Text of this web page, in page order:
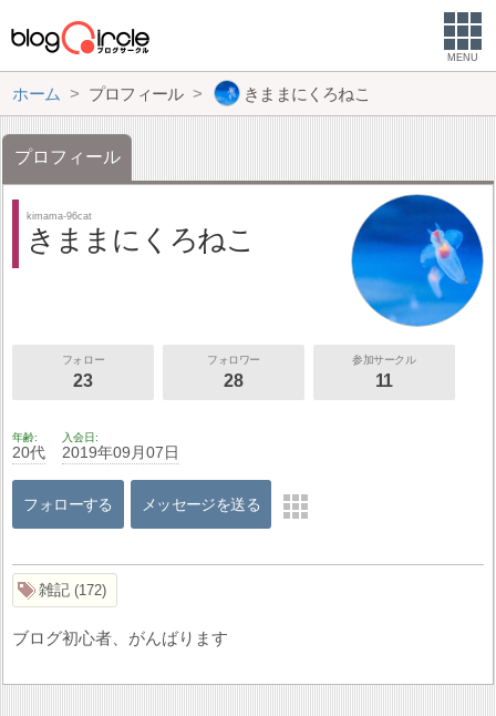
MENU
ホーム プロフィール きままにくろねこ
プロフィール
kimama-96cat
きままにくろねこ
フォロー
23
フォロワー
28
参加サークル
11
年齢
20代
入会日
2019年09月07日
フォローする メッセージを送る
雑記 172
ブログ初心者、がんばります